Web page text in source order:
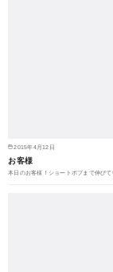
2015年4月12日
お客様
本日のお客様！ショートボブまで伸び